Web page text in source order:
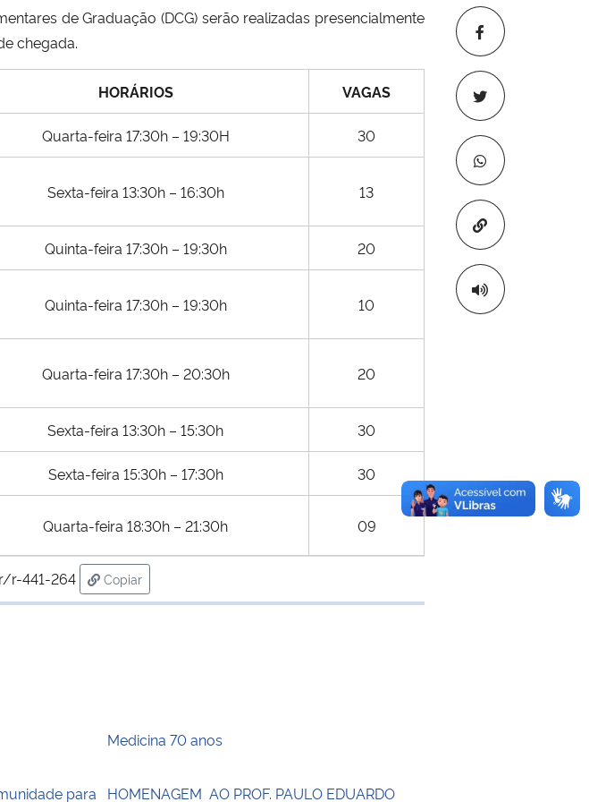
Copiar para
de Graduação (DCG) serão realizadas presencialmente
chegada.
HORÁRIOS VAGAS
Quarta-feira 17:30h – 19:30H 30
Sexta-feira 13:30h – 16:30h 13
Quinta-feira 17:30h – 19:30h 20
Quinta-feira 17:30h – 19:30h 10
Quarta-feira 17:30h – 20:30h 20
Sexta-feira 13:30h – 15:30h 30
Sexta-feira 15:30h – 17:30h
30
Quarta-feira 18:30h – 21:30h 09
r-441-264
Copiar
para área de transferência
Medicina 70 anos
para
HOMENAGEM AO PROF. PAULO EDUARDO